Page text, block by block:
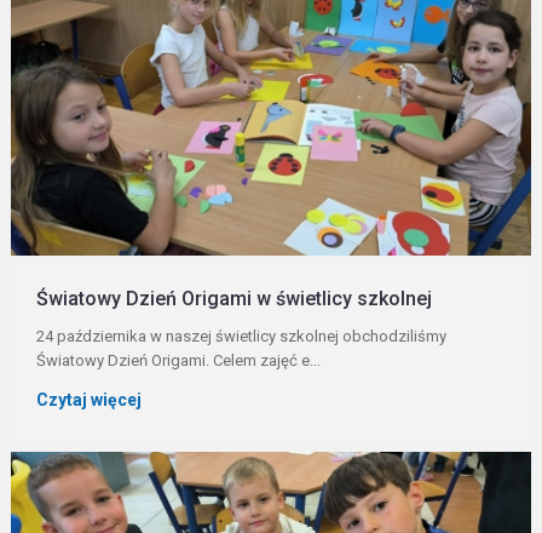
Światowy Dzień Origami w świetlicy szkolnej
24 października w naszej świetlicy szkolnej obchodziliśmy
Światowy Dzień Origami. Celem zajęć e...
Czytaj więcej